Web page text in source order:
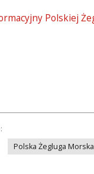
Polskiej
Polska Żegluga Morska